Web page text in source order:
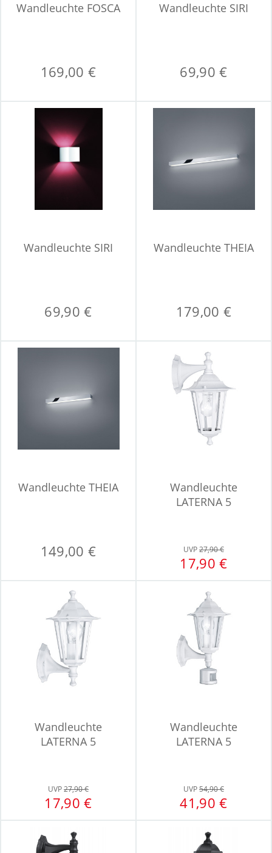
Wandleuchte FOSCA
169,00 €
Wandleuchte SIRI
69,90 €
Wandleuchte SIRI
69,90 €
Wandleuchte THEIA
179,00 €
Wandleuchte THEIA
149,00 €
Wandleuchte
LATERNA 5
UVP27,90 €
17,90 €
Wandleuchte
LATERNA 5
UVP27,90 €
17,90 €
Wandleuchte
LATERNA 5
UVP54,90 €
41,90 €